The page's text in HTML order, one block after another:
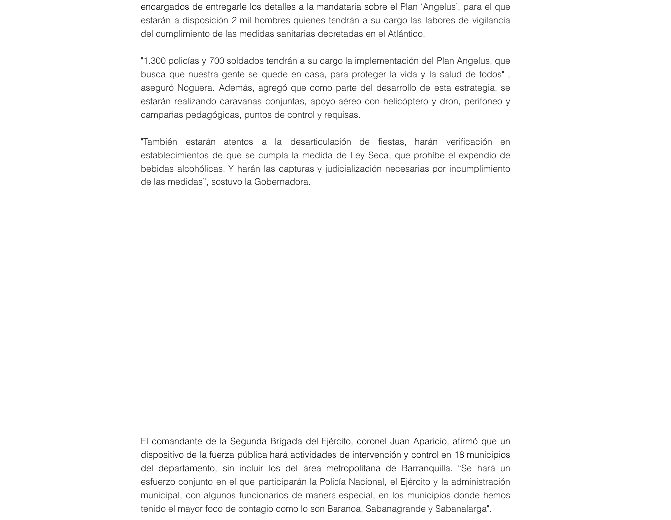
encargados de entregarle los detalles a la mandataria sobre el Plan ‘Angelus’, para el que
estarán a disposición 2 mil hombres quienes tendrán a su cargo las labores de vigilancia
del cumplimiento de las medidas sanitarias decretadas en el Atlántico.
"1.300 policías y 700 soldados tendrán a su cargo la implementación del Plan Angelus, que
busca que nuestra gente se quede en casa, para proteger la vida y la salud de todos" ,
aseguró Noguera. Además, agregó que como parte del desarrollo de esta estrategia, se
estarán realizando caravanas conjuntas, apoyo aéreo con helicóptero y dron, perifoneo y
campañas pedagógicas, puntos de control y requisas.
"También estarán atentos a la desarticulación de fiestas, harán verificación en
establecimientos de que se cumpla la medida de Ley Seca, que prohíbe el expendio de
bebidas alcohólicas. Y harán las capturas y judicialización necesarias por incumplimiento
de las medidas”, sostuvo la Gobernadora.
El comandante de la Segunda Brigada del Ejército, coronel Juan Aparicio, afirmó que un
dispositivo de la fuerza pública hará actividades de intervención y control en 18 municipios
del departamento, sin incluir los del área metropolitana de Barranquilla. “Se hará un
esfuerzo conjunto en el que participarán la Policía Nacional, el Ejército y la administración
municipal, con algunos funcionarios de manera especial, en los municipios donde hemos
tenido el mayor foco de contagio como lo son Baranoa, Sabanagrande y Sabanalarga".